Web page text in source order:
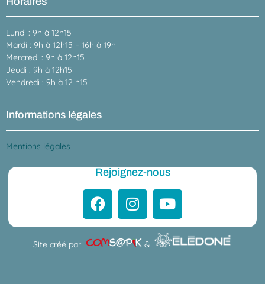
Lundi : 9h à 12h15
Mardi : 9h à 12h15 – 16h à 19h
Mercredi : 9h à 12h15
Jeudi : 9h à 12h15
Vendredi : 9h à 12 h15
Informations légales
Mentions légales
Rejoignez-nous
Site créé par &